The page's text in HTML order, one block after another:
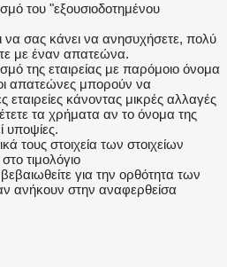
του "εξουσιοδοτημένου
να σας κάνει να ανησυχήσετε, πολύ
με έναν απατεώνα.
της εταιρείας με παρόμοιο όνομα
απατεώνες μπορούν να
εταιρείες κάνοντας μικρές αλλαγές
τα χρήματα αν το όνομα της
υποψίες.
τους στοιχεία των στοιχείων
τιμολόγιο
για την ορθότητα των
ανήκουν στην αναφερθείσα